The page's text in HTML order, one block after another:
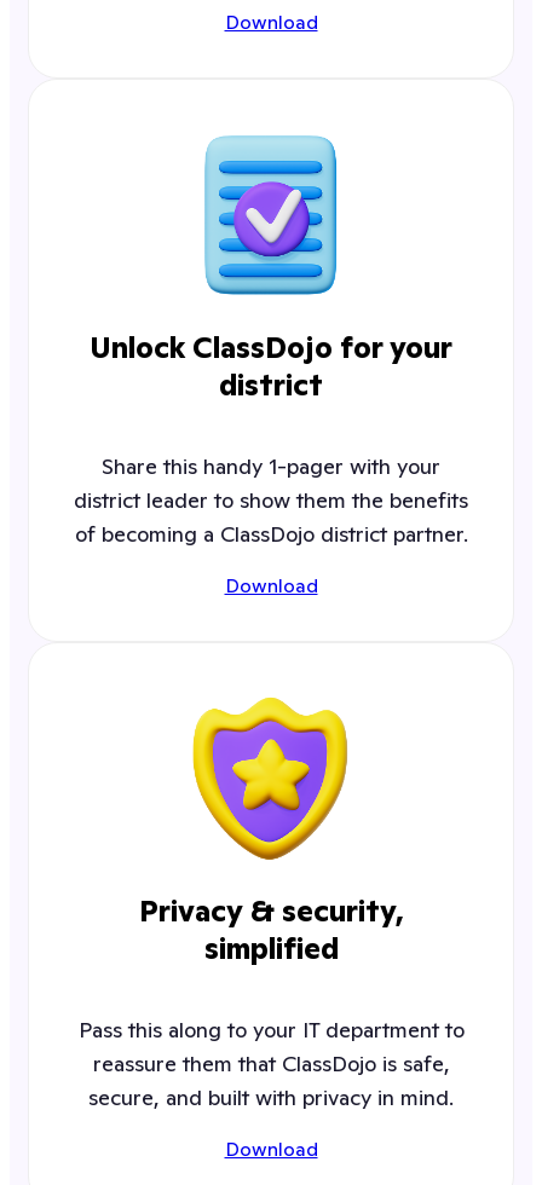
Download
Unlock ClassDojo for your
district
Share this handy 1-pager with your
district leader to show them the benefits
of becoming a ClassDojo district partner.
Download
Privacy & security,
simplified
Pass this along to your IT department to
reassure them that ClassDojo is safe,
secure, and built with privacy in mind.
Download